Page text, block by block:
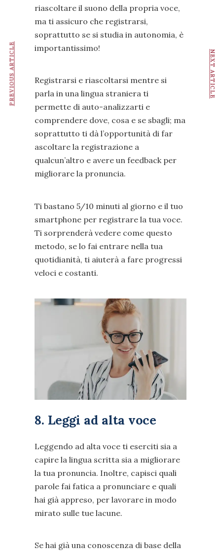
riascoltare il suono della propria voce,
ma ti assicuro che registrarsi,
soprattutto se si studia in autonomia, è
importantissimo!
Registrarsi e riascoltarsi mentre si
parla in una lingua straniera ti
permette di auto-analizzarti e
comprendere dove, cosa e se sbagli; ma
soprattutto ti dà l’opportunità di far
ascoltare la registrazione a
qualcun’altro e avere un feedback per
migliorare la pronuncia.
Ti bastano 5/10 minuti al giorno e il tuo
smartphone per registrare la tua voce.
Ti sorprenderà vedere come questo
metodo, se lo fai entrare nella tua
quotidianità, ti aiuterà a fare progressi
veloci e costanti.
8. Leggi ad alta voce
Leggendo ad alta voce ti eserciti sia a
capire la lingua scritta sia a migliorare
la tua pronuncia. Inoltre, capisci quali
parole fai fatica a pronunciare e quali
hai già appreso, per lavorare in modo
mirato sulle tue lacune.
Se hai già una conoscenza di base della
PREVIOUS ARTICLE NEXT ARTICLE